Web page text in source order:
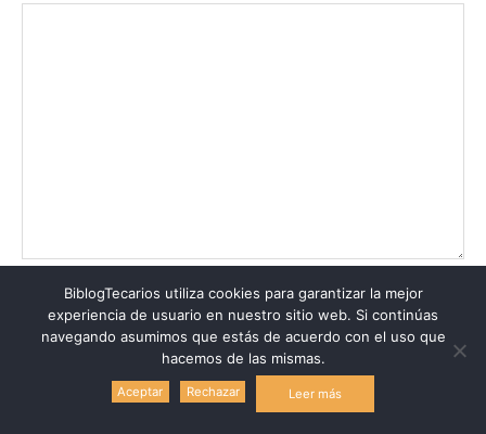
Nombre*
Correo electrónico*
BiblogTecarios utiliza cookies para garantizar la mejor
experiencia de usuario en nuestro sitio web. Si continúas
navegando asumimos que estás de acuerdo con el uso que
hacemos de las mismas.
Aceptar Rechazar Leer más